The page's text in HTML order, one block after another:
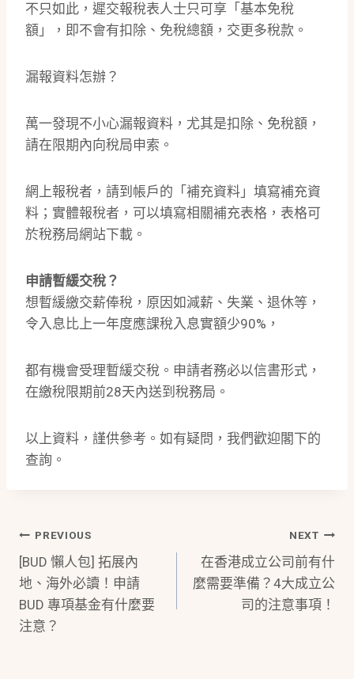
不只如此，遲交報稅表人士只可享「基本免稅
額」，即不會有扣除、免稅總額，交更多稅款。
漏報資料怎辦？
萬一發現不小心漏報資料，尤其是扣除、免稅額，
請在限期內向稅局申索。
網上報稅者，請到帳戶的「補充資料」填寫補充資
料；實體報稅者，可以填寫相關補充表格，表格可
於稅務局網站下載。
申請暫緩交稅？
想暫緩繳交薪俸稅，原因如減薪、失業、退休等，
令入息比上一年度應課稅入息實額少90%，
都有機會受理暫緩交稅。申請者務必以信書形式，
在繳稅限期前28天內送到稅務局。
以上資料，謹供參考。如有疑問，我們歡迎閣下的
查詢。
Post
Navigation
PREVIOUS
[BUD 懶人包] 拓展內
地、海外必讀！申請
BUD 專項基金有什麼要
注意？
NEXT
在香港成立公司前有什
麼需要準備？4大成立公
司的注意事項！